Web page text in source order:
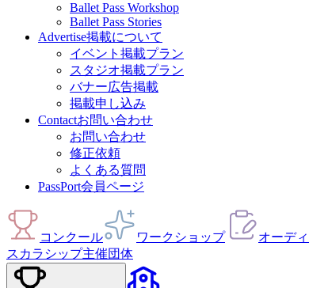
Ballet Pass Workshop
Ballet Pass Stories
Advertise掲載について
イベント掲載プラン
スタジオ掲載プラン
バナー広告掲載
掲載申し込み
Contactお問い合わせ
お問い合わせ
修正依頼
よくある質問
PassPort会員ページ
コンクール ワークショップ オーデ
スカラシップ主催団体